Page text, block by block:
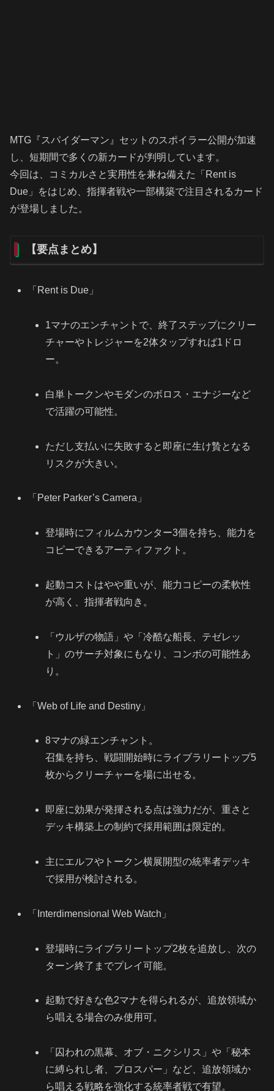
MTG『スパイダーマン』セットのスポイラー公開が加速
し、短期間で多くの新カードが判明しています。
今回は、コミカルさと実用性を兼ね備えた「Rent is
Due」をはじめ、指揮者戦や一部構築で注目されるカード
が登場しました。
【要点まとめ】
「Rent is Due」
1マナのエンチャントで、終了ステップにクリー
チャーやトレジャーを2体タップすれば1ドロ
ー。
白単トークンやモダンのボロス・エナジーなど
で活躍の可能性。
ただし支払いに失敗すると即座に生け贄となる
リスクが大きい。
「Peter Parker’s Camera」
登場時にフィルムカウンター3個を持ち、能力を
コピーできるアーティファクト。
起動コストはやや重いが、能力コピーの柔軟性
が高く、指揮者戦向き。
「ウルザの物語」や「冷酷な船長、テゼレッ
ト」のサーチ対象にもなり、コンボの可能性あ
り。
「Web of Life and Destiny」
8マナの緑エンチャント。
召集を持ち、戦闘開始時にライブラリートップ5
枚からクリーチャーを場に出せる。
即座に効果が発揮される点は強力だが、重さと
デッキ構築上の制約で採用範囲は限定的。
主にエルフやトークン横展開型の統率者デッキ
で採用が検討される。
「Interdimensional Web Watch」
登場時にライブラリートップ2枚を追放し、次の
ターン終了までプレイ可能。
起動で好きな色2マナを得られるが、追放領域か
ら唱える場合のみ使用可。
「囚われの黒幕、オブ・ニクシリス」や「秘本
に縛られし者、プロスパー」など、追放領域か
ら唱える戦略を強化する統率者戦で有望。